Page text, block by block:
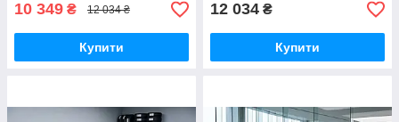
10 349 ₴ 12 034 ₴
Купити
12 034 ₴
Купити